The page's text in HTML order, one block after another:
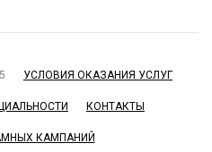
УСЛОВИЯ ОКАЗАНИЯ УСЛУГ
КОНТАКТЫ
КАМПАНИЙ